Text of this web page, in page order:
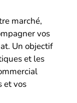
marché,
vos
Un objectif
et les
et vos